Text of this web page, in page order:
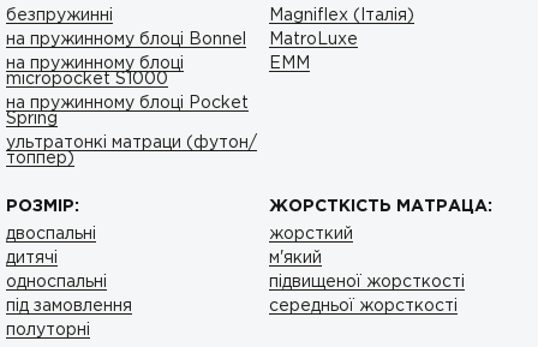
безпружинні
на пружинному блоці Bonnel
на пружинному блоці
micropocket S1000
на пружинному блоці Pocket
Spring
ультратонкі матраци (футон/
топпер)
Magniflex (Італія)
MatroLuxe
ЕMM
РОЗМІР:
двоспальні
дитячі
односпальні
під замовлення
полуторні
ЖОРСТКІСТЬ МАТРАЦА:
жорсткий
м'який
підвищеної жорсткості
середньої жорсткості